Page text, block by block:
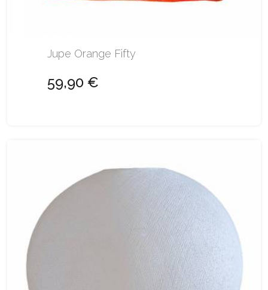
Jupe Orange Fifty
59,90 €